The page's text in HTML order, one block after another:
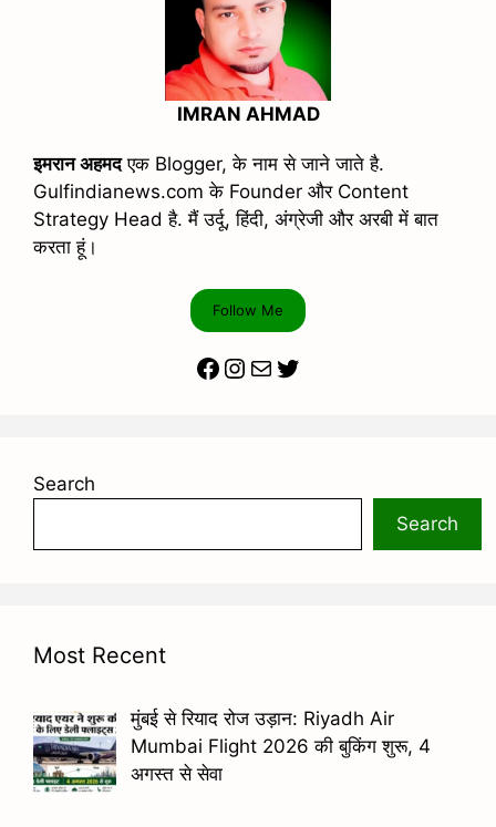
IMRAN AHMAD
इमरान अहमदएक Blogger, के नाम से जाने जाते है.
Gulfindianews.com के Founder और Content
Strategy Head है. मैं उर्दू, हिंदी, अंग्रेजी और अरबी में बात
करता हूं।
Follow Me
Facebook
Instagram
MailTwitter
Search
Search
Most Recent
मुंबई से रियाद रोज उड़ान: Riyadh Air
Mumbai Flight 2026 की बुकिंग शुरू, 4
अगस्त से सेवा